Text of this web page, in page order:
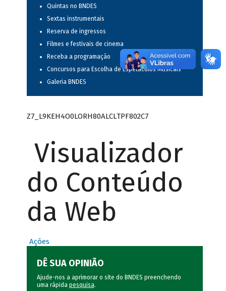
Quintas no BNDES
Sextas instrumentais
Reserva de ingressos
Filmes e festivais de cinema
Receba a programação
Concursos para Escolha de Espetáculos Musicais
Galeria BNDES
Z7_L9KEH4O0LORH80ALCLTPF802C7
Visualizador
do Conteúdo
da Web
Ações
DÊ SUA OPINIÃO
Ajude-nos a aprimorar o site do BNDES preenchendo
uma rápida pesquisa.